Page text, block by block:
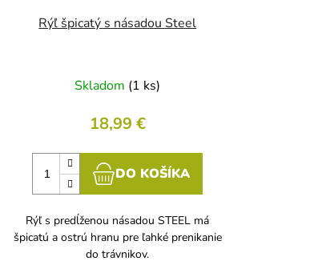
Rýľ špicatý s násadou Steel
Skladom (1 ks)
18,99 €
DO KOŠÍKA
Rýľ s predĺženou násadou STEEL má
špicatú a ostrú hranu pre ľahké prenikanie
do trávnikov.